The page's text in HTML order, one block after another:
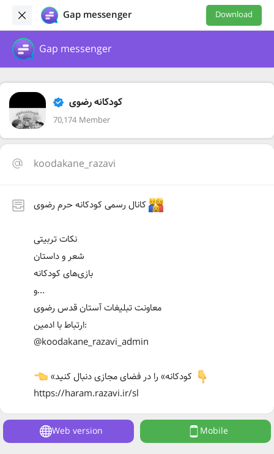
Gap messenger Download
Gap messenger
کودکانه رضوی
70,174 Member
koodakane_razavi
نکات تربیتی
شعر و داستان
بازی‌های کودکانه
و...
معاونت تبلیغات آستان قدس رضوی
ارتباط با ادمین:
@koodakane_razavi_admin
https://haram.razavi.ir/sl
Web version Mobile